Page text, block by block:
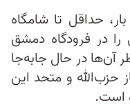
حداقل تا شامگاه
در فرودگاه دمشق
آن‌ها در حال جابه‌جا
حزب‌الله و متحد این
است.